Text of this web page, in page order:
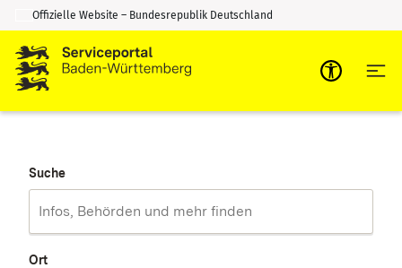
Zum Inhalt springen
Zur Suche springen
Offizielle Website – Bundesrepublik Deutschland
Suche
Ort